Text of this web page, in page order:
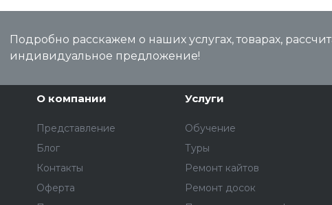
Подробно расскажем о наших услугах, товарах,
индивидуальное предложение!
О компании
Представление
Блог
Контакты
Оферта
Услуги
Обучение
Туры
Ремонт кайтов
Ремонт досок